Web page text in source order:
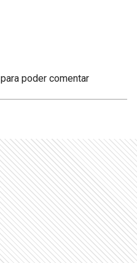
para poder comentar